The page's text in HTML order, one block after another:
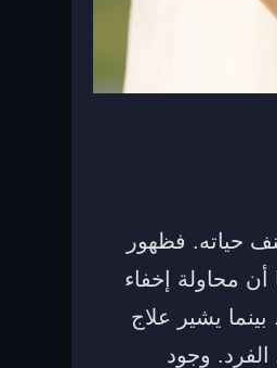
حياته. فظهور
محاولة إخفاء
يشير علاج
وجود